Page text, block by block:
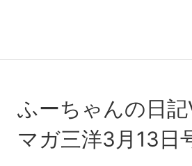
ふーちゃんの⽇
マガ三洋3⽉13⽇